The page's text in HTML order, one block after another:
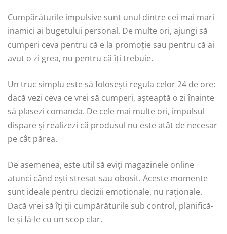
Cumpărăturile impulsive sunt unul dintre cei mai mari
inamici ai bugetului personal. De multe ori, ajungi să
cumperi ceva pentru că e la promoție sau pentru că ai
avut o zi grea, nu pentru că îți trebuie.
Un truc simplu este să folosești regula celor 24 de ore:
dacă vezi ceva ce vrei să cumperi, așteaptă o zi înainte
să plasezi comanda. De cele mai multe ori, impulsul
dispare și realizezi că produsul nu este atât de necesar
pe cât părea.
De asemenea, este util să eviți magazinele online
atunci când ești stresat sau obosit. Aceste momente
sunt ideale pentru decizii emoționale, nu raționale.
Dacă vrei să îți ții cumpărăturile sub control, planifică-
le și fă-le cu un scop clar.